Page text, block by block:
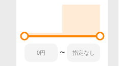
〜